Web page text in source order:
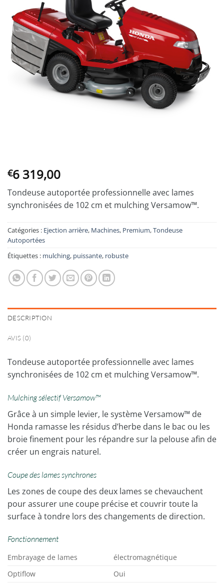
€6 319,00
Tondeuse autoportée professionnelle avec lames
synchronisées de 102 cm et mulching Versamow™.
Catégories : Ejection arrière, Machines, Premium,Tondeuse
Autoportées
Étiquettes : mulching, puissante, robuste
DESCRIPTION
AVIS (0)
Tondeuse autoportée professionnelle avec lames
synchronisées de 102 cm et mulching Versamow™.
Mulching sélectif Versamow™
Grâce à un simple levier, le système Versamow™ de
Honda ramasse les résidus d’herbe dans le bac ou les
broie finement pour les répandre sur la pelouse afin de
créer un engrais naturel.
Coupe des lames synchrones
Les zones de coupe des deux lames se chevauchent
pour assurer une coupe précise et couvrir toute la
surface à tondre lors des changements de direction.
Fonctionnement
Embrayage de lames
électromagnétique
Optiflow
Oui